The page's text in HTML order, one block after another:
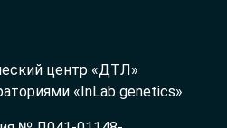
центр «ДТЛ»
«InLab genetics»